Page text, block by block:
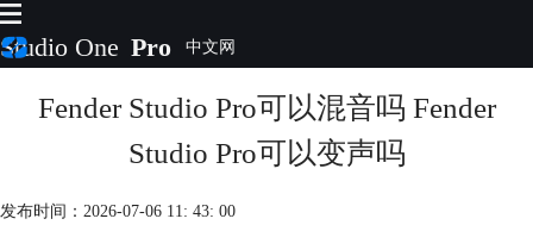
Studio One Pro
视频教程
Fender Studio Pro可以混音吗 Fender
Studio Pro可以变声吗
发布时间：2026-07-06 11: 43: 00